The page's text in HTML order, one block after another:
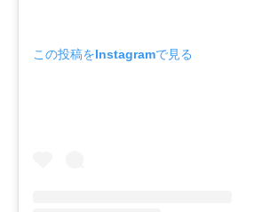
この投稿をInstagramで見る